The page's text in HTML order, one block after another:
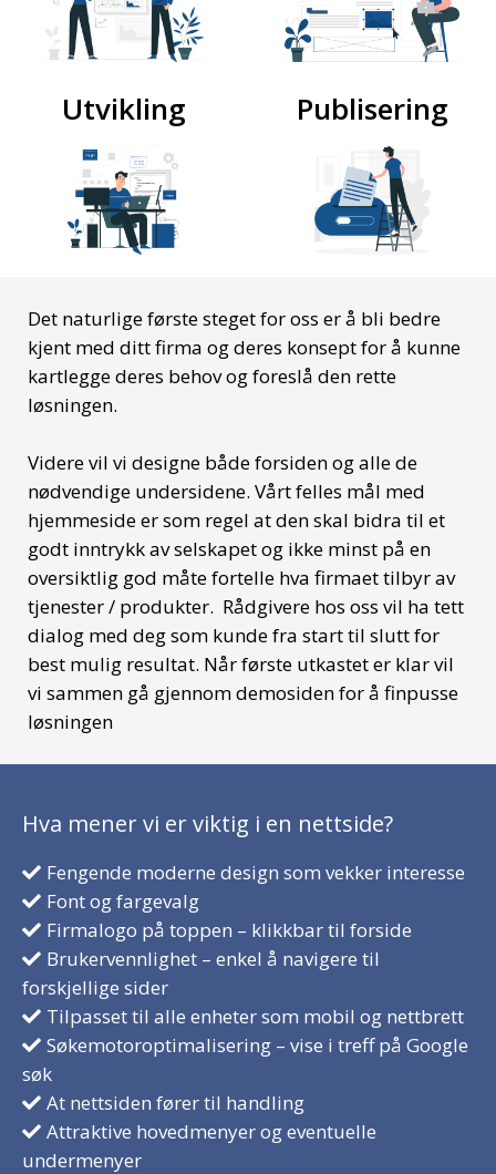
Utvikling Publisering
Det naturlige første steget for oss er å bli bedre
kjent med ditt firma og deres konsept for å kunne
kartlegge deres behov og foreslå den rette
løsningen.
Videre vil vi designe både forsiden og alle de
nødvendige undersidene. Vårt felles mål med
hjemmeside er som regel at den skal bidra til et
godt inntrykk av selskapet og ikke minst på en
oversiktlig god måte fortelle hva firmaet tilbyr av
tjenester / produkter. Rådgivere hos oss vil ha tett
dialog med deg som kunde fra start til slutt for
best mulig resultat. Når første utkastet er klar vil
vi sammen gå gjennom demosiden for å finpusse
løsningen
Hva mener vi er viktig i en nettside?
Fengende moderne design som vekker interesse
Font og fargevalg
Firmalogo på toppen – klikkbar til forside
Brukervennlighet – enkel å navigere til
forskjellige sider
Tilpasset til alle enheter som mobil og nettbrett
Søkemotoroptimalisering – vise i treff på Google
søk
At nettsiden fører til handling
Attraktive hovedmenyer og eventuelle
undermenyer